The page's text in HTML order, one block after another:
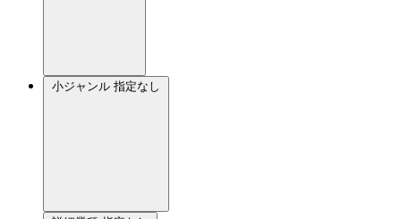
小ジャンル 指定なし